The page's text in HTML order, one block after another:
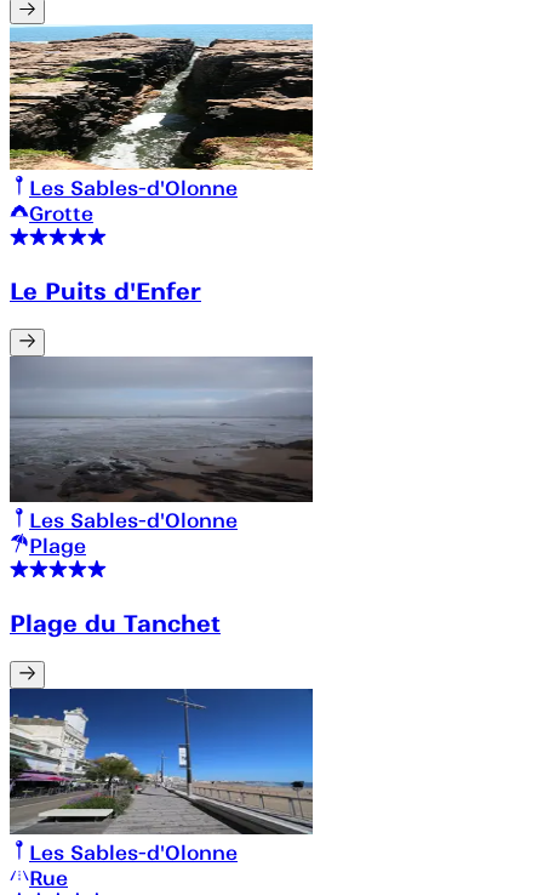
Les Sables-d'Olonne
Grotte
Le Puits d'Enfer
Les Sables-d'Olonne
Plage
Plage du Tanchet
Les Sables-d'Olonne
Rue